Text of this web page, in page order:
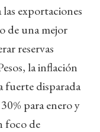
exportaciones
de una mejor
reservas
la inflación
fuerte disparada
para enero y
foco de